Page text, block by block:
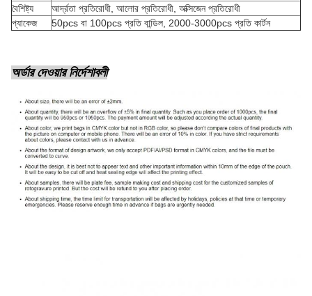
বৈশিষ্ট্য
আর্দ্রতা প্রতিরোধী, আলোর প্রতিরোধী, অক্সিজেন প্রতিরোধী
প্যাকেজ
50pcs বা 100pcs প্রতি বান্ডিল, 2000-3000pcs প্রতি কার্টন
অর্ডার দেওয়ার নির্দেশাবলী